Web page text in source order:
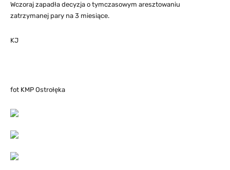
Wczoraj zapadła decyzja o tymczasowym aresztowaniu
zatrzymanej pary na 3 miesiące.
KJ
fot KMP Ostrołęka